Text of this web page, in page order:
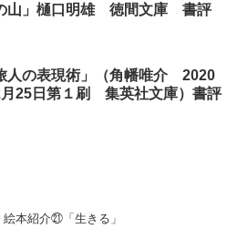
山」樋口明雄 徳間文庫 書評
人の表現術」（角幡唯介 2020
25日第１刷 集英社文庫）書評
絵本紹介㉑「生きる」